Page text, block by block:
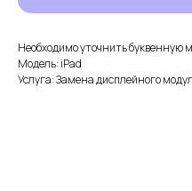
Необходимо уточнить буквенную
Модель: iPad
Услуга: Замена дисплейного